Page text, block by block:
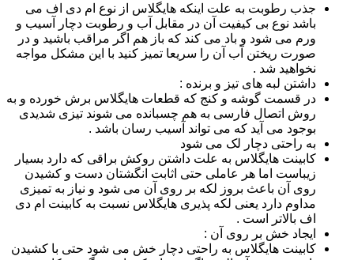
جذب رطوبت به علت اینکه هایگلاس از نوع ام دی اف می
باشد نوع بی کیفیت آن در مقابل آب و رطوبت دچار آسیب و
ورم می شود و باد می کند که باز هم اگر مراقب باشید و در
صورت ریختن آب آن را سریعا تمیز کنید با این مشکل مواجه
نخواهید شد .
داشتن لبه های تیز و برنده :
در قسمت گوشه و کنج که قطعات هایگلاس برش خورده و به
روش اتصال فارسی به هم چسبانده می شوند تیزی شدیدی
بوجود می آید که می تواند آسیب رسان باشد .
به راحتی دچار لک می شود
کابینت هایگلاس به علت داشتن روکش براقی که دارد بسیار
زیباست اما هر عاملی حتی اثابت انگشتان دست و کشیدن
روی آن باعث بروز لکه بر روی آن می شود و نیاز به تمیزی
مداوم دارد یعنی لکه پذیری هایگلاس نسبت به کابینت ام دی
اف بالاتر است .
ایجاد خش بر روی آن :
کابینت هایگلاس به راحتی دچار خش می شود حتی با کشیدن